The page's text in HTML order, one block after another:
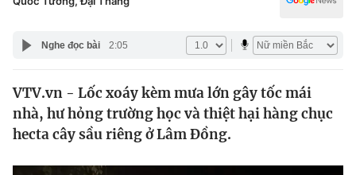
Y tế
Đời sống
Giáo dục
Nghe đọc bài 2:05
VTV.vn - Lốc xoáy kèm mưa lớn gây tốc mái
nhà, hư hỏng trường học và thiệt hại hàng chục
hecta cây sầu riêng ở Lâm Đồng.